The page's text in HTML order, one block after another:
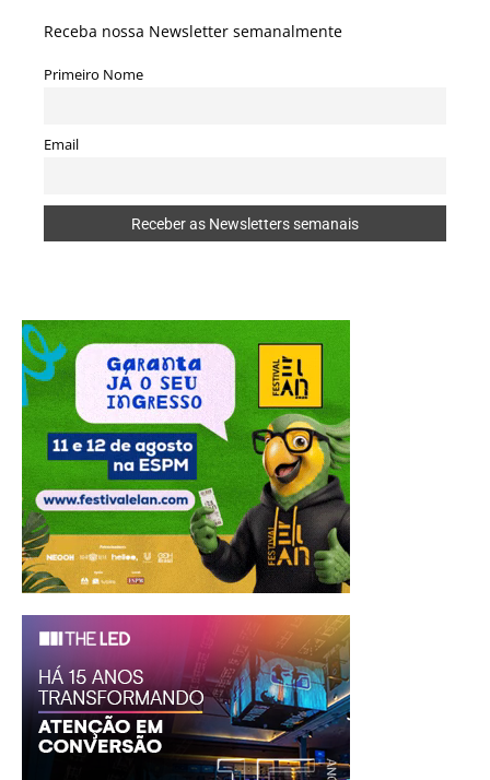
Receba nossa Newsletter semanalmente
Primeiro Nome
Email